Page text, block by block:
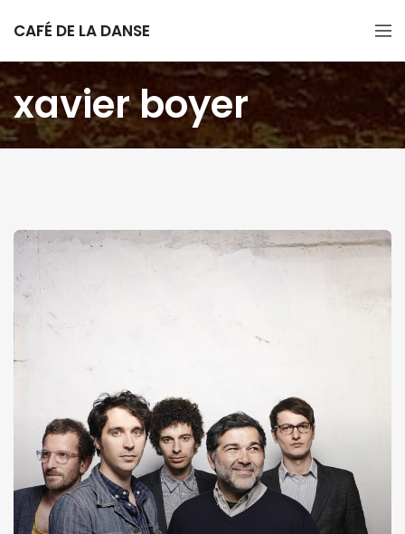
CAFÉ DE LA DANSE
xavier boyer